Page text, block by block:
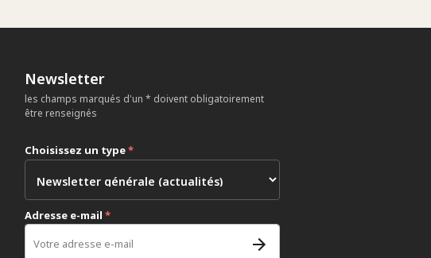
Newsletter
les champs marqués d'un * doivent obligatoirement
être renseignés
Choisissez un type*
Adresse e-mail *